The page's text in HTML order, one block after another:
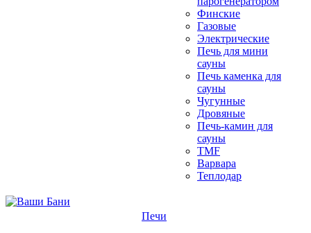
Финские
Газовые
Электрические
Печь для мини
сауны
Печь каменка для
сауны
Чугунные
Дровяные
Печь-камин для
сауны
TMF
Варвара
Теплодар
Печи